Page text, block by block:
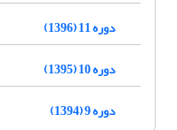
دوره 11 (1396)
دوره 10 (1395)
دوره 9 (1394)